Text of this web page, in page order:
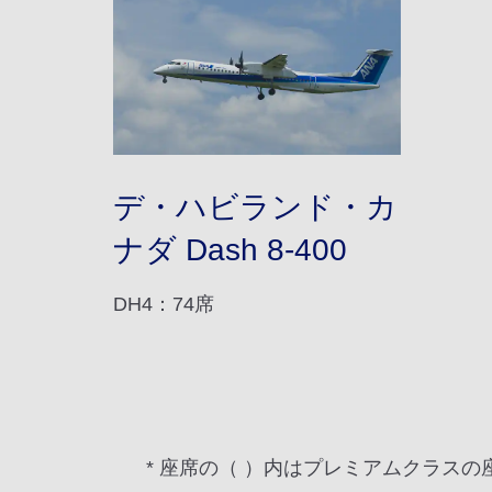
デ・ハビランド・カ
ナダ Dash 8-400
DH4：74席
* 座席の（ ）内はプレミアムクラスの